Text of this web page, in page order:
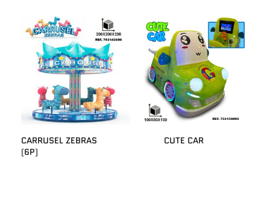
CARRUSEL ZEBRAS
(6P)
CUTE CAR